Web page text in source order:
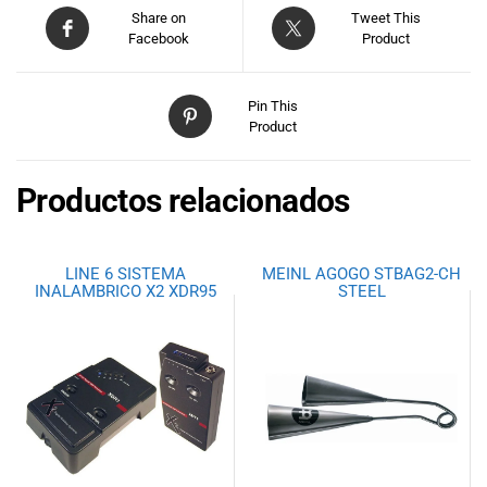
Share on
Facebook
Tweet This
Product
Pin This
Product
Productos relacionados
LINE 6 SISTEMA
INALAMBRICO X2 XDR95
MEINL AGOGO STBAG2-CH
STEEL